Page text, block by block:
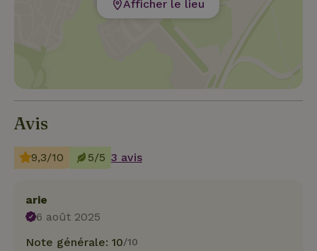
Afficher le lieu
Avis
9,3/10 5/5 3 avis
arie
6 août 2025
Note générale: 10/10